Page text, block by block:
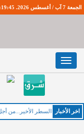
الجمعة 7 آب / أغسطس 2026. 6:19:45 مساءً
Toggle
navigation
اخر اﻷخبار الخميس